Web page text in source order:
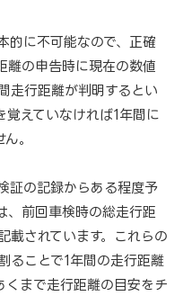
的に不可能なので、正確
離の申告時に現在の数値
走行距離が判明するとい
覚えていなければ1年間に
。
証の記録からある程度予
、前回車検時の総走行距
載されています。これらの
ることで1年間の走行距離
くまで走行距離の目安をチ